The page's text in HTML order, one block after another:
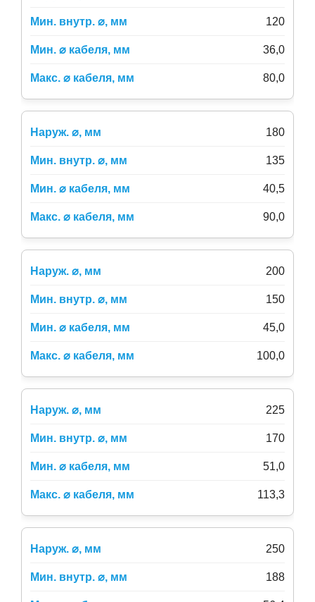
120
36,0
80,0
180
135
40,5
90,0
200
150
45,0
100,0
225
170
51,0
113,3
250
188